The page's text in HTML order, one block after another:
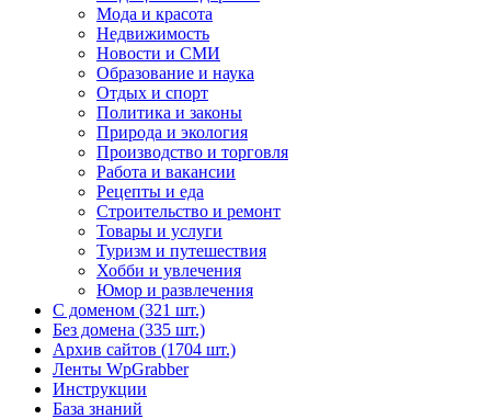
Мода и красота
Недвижимость
Новости и СМИ
Образование и наука
Отдых и спорт
Политика и законы
Природа и экология
Производство и торговля
Работа и вакансии
Рецепты и еда
Строительство и ремонт
Товары и услуги
Туризм и путешествия
Хобби и увлечения
Юмор и развлечения
С доменом (321 шт.)
Без домена (335 шт.)
Архив сайтов (1704 шт.)
Ленты WpGrabber
Инструкции
База знаний